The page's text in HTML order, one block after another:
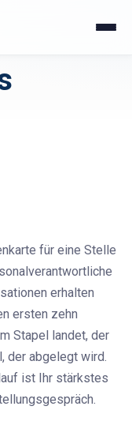
für eine Stelle
erhalten
ersten zehn
Stapel landet, der
der abgelegt wird.
ist Ihr stärkstes